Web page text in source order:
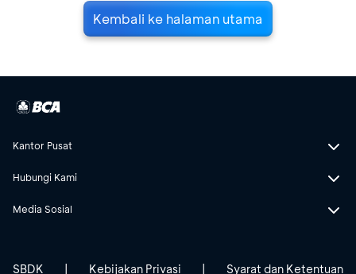
Kembali ke halaman utama
Kantor Pusat
Hubungi Kami
Media Sosial
SBDK Kebijakan Privasi Syarat dan Ketentuan